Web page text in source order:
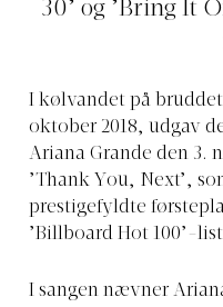
30’ og ’Bring It
I kølvandet på
oktober 2018, udgav
Ariana Grande den 3.
’Thank You, Next’,
prestigefyldte
’Billboard Hot 100’-
I sangen nævner